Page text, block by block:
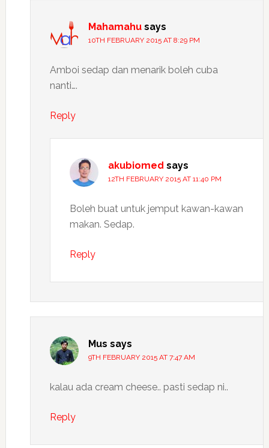
Mahamahu says
10TH FEBRUARY 2015 AT 8:29 PM
Amboi sedap dan menarik boleh cuba
nanti….
Reply
akubiomed says
12TH FEBRUARY 2015 AT 11:40 PM
Boleh buat untuk jemput kawan-kawan
makan. Sedap.
Reply
Mus says
9TH FEBRUARY 2015 AT 7:47 AM
kalau ada cream cheese.. pasti sedap ni..
Reply